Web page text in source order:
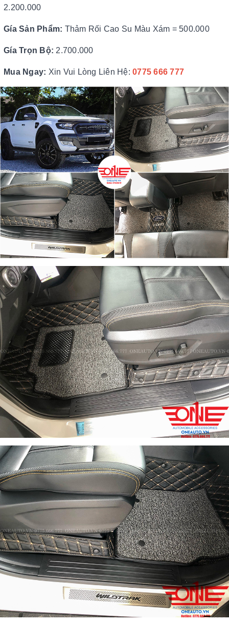
2.200.000
Gía Sản Phẩm: Thảm Rối Cao Su Màu Xám = 500.000
Gía Trọn Bộ: 2.700.000
Mua Ngay: Xin Vui Lòng Liên Hệ: 0775 666 777